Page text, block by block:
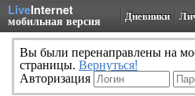
LiveInternet
мобильная версия Дневники
Вы были перенаправлены на
страницы. Вернуться!
Авторизация